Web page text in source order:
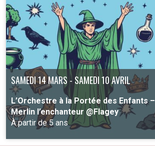
PLUS D'INFO
SAMEDI 14 MARS - SAMEDI 10 AVRIL
L’Orchestre à la Portée des Enfants –
Merlin l’enchanteur @Flagey
À partir de 5 ans